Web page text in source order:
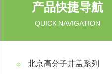
产品快捷导航
QUICK NAVIGATION
北京高分子井盖系列